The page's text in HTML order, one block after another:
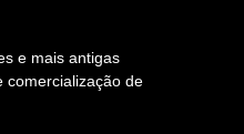
e mais antigas
comercialização de